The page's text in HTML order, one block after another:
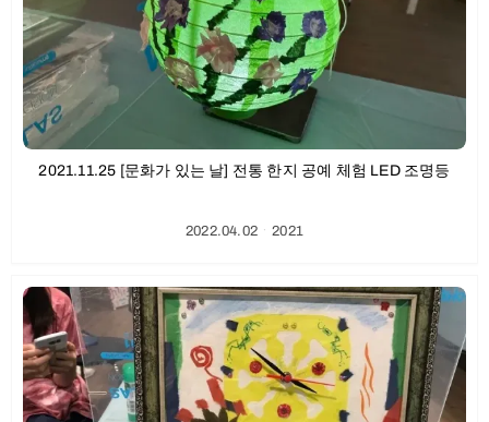
2021.11.25 [문화가 있는 날] 전통 한지 공예 체험 LED 조명등
2022.04.02ㆍ2021